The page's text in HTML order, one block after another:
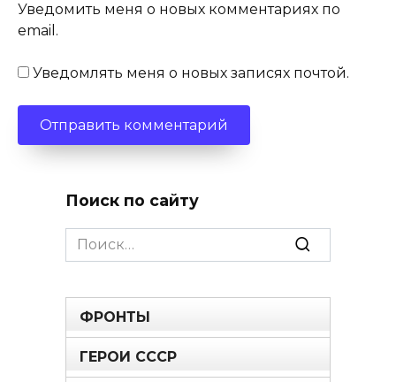
Уведомить меня о новых комментариях по
email.
Уведомлять меня о новых записях почтой.
Поиск по сайту
Search
for:
ФРОНТЫ
ГЕРОИ СССР